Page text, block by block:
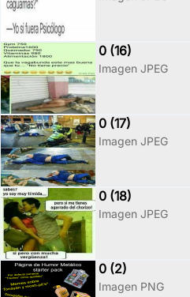
0 (16)
Imagen JPEG
0 (17)
Imagen JPEG
0 (18)
Imagen JPEG
0 (2)
Imagen PNG